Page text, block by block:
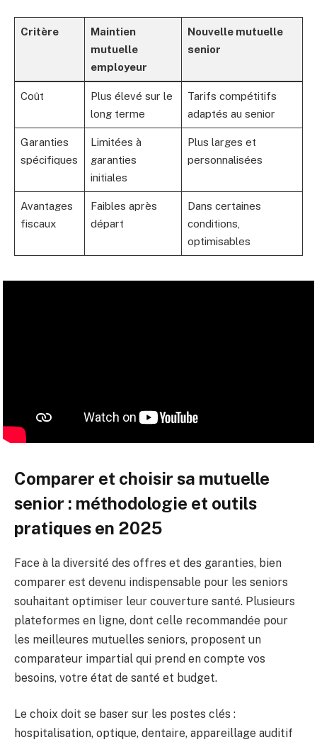
Critère
Maintien
mutuelle
employeur
Nouvelle mutuelle
senior
Coût
Plus élevé sur le
long terme
Tarifs compétitifs
adaptés au senior
Garanties
spécifiques
Limitées à
garanties
initiales
Plus larges et
personnalisées
Avantages
fiscaux
Faibles après
départ
Dans certaines
conditions,
optimisables
Comparer et choisir sa mutuelle
senior : méthodologie et outils
pratiques en 2025
Face à la diversité des offres et des garanties, bien
comparer est devenu indispensable pour les seniors
souhaitant optimiser leur couverture santé. Plusieurs
plateformes en ligne, dont celle recommandée pour
les meilleures mutuelles seniors, proposent un
comparateur impartial qui prend en compte vos
besoins, votre état de santé et budget.
Le choix doit se baser sur les postes clés :
hospitalisation, optique, dentaire, appareillage auditif